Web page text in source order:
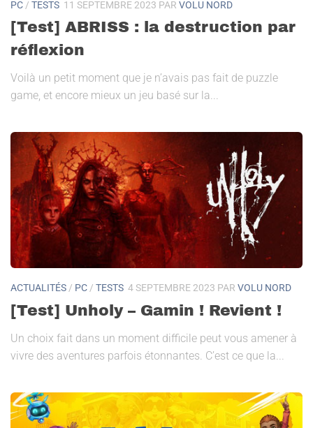
PC / TESTS 11 SEPTEMBRE 2023 PAR VOLU NORD
[Test] ABRISS : la destruction par
réflexion
Voilà un petit moment que je n’avais pas fait de puzzle
game, et encore mieux un jeu basé sur la...
ACTUALITÉS / PC / TESTS 4 SEPTEMBRE 2023 PAR VOLU NORD
[Test] Unholy – Gamin ! Revient !
Un choix fait dans un moment difficile peut vous amener à
vivre des aventures parfois étonnantes. C’est ce que la...